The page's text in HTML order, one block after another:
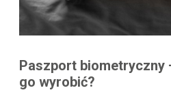
Paszport biometryczny
go wyrobić?